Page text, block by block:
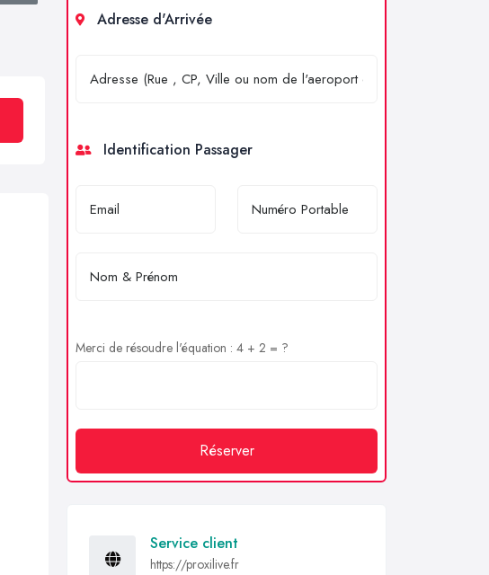
Adresse d'Arrivée
Identification Passager
Merci de résoudre l'équation : 4 + 2 = ?
Réserver
Service client
https://proxilive.fr